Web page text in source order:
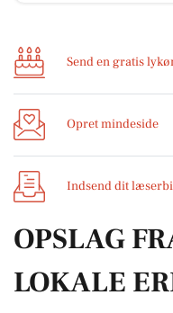
Send en gratis
Opret mindeside
Indsend dit
OPSLAG
LOKALE